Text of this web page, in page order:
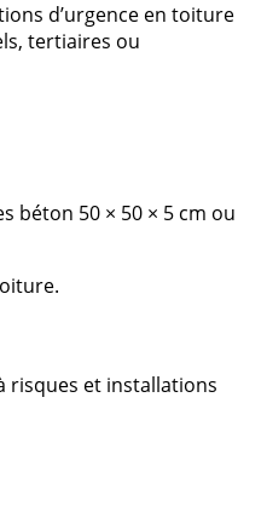
d’urgence en toiture
tertiaires ou
béton 50 × 50 × 5 cm ou
risques et installations